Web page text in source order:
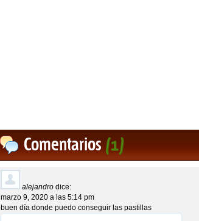
Comentarios(1)
alejandro dice:
marzo 9, 2020 a las 5:14 pm
buen día donde puedo conseguir las pastillas